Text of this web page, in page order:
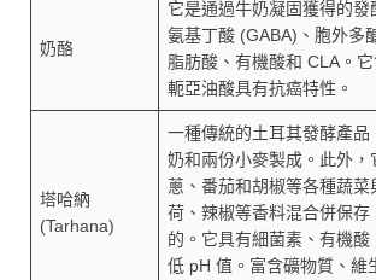
奶酪
它是通過牛奶凝固獲得的
氨基丁酸 (GABA)、胞外多
脂肪酸、有機酸和 CLA。
軛亞油酸具有抗癌特性。
塔哈納
(Tarhana)
一種傳統的土耳其發酵產品
奶和兩份小麥製成。此外，
蔥、番茄和胡椒等各種蔬菜
荷、辣椒等香料混合併保
的。它具有細菌素、有機酸
低 pH 值。富含礦物質、維